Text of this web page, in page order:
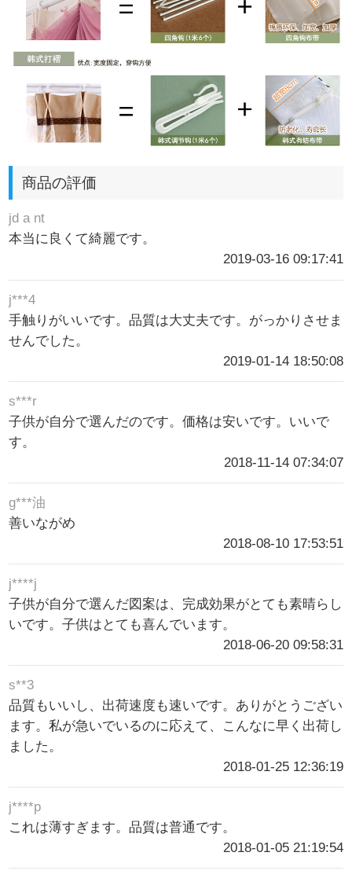
商品の評価
jd a nt
本当に良くて綺麗です。
2019-03-16 09:17:41
j***4
手触りがいいです。品質は大丈夫です。がっかりさせま
せんでした。
2019-01-14 18:50:08
s***r
子供が自分で選んだのです。価格は安いです。いいで
す。
2018-11-14 07:34:07
g***油
善いながめ
2018-08-10 17:53:51
j****j
子供が自分で選んだ図案は、完成効果がとても素晴らし
いです。子供はとても喜んでいます。
2018-06-20 09:58:31
s**3
品質もいいし、出荷速度も速いです。ありがとうござい
ます。私が急いでいるのに応えて、こんなに早く出荷し
ました。
2018-01-25 12:36:19
j****p
これは薄すぎます。品質は普通です。
2018-01-05 21:19:54